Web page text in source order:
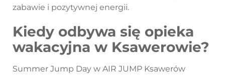
zabawie i pozytywnej energii.
Kiedy odbywa się opieka
wakacyjna w Ksawerowie?
Summer Jump Day w AIR JUMP Ksawerów